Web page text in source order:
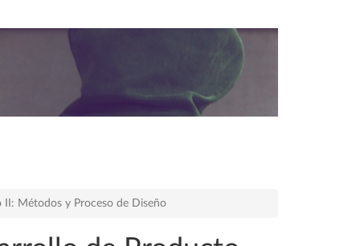
II: Métodos y Proceso de Diseño